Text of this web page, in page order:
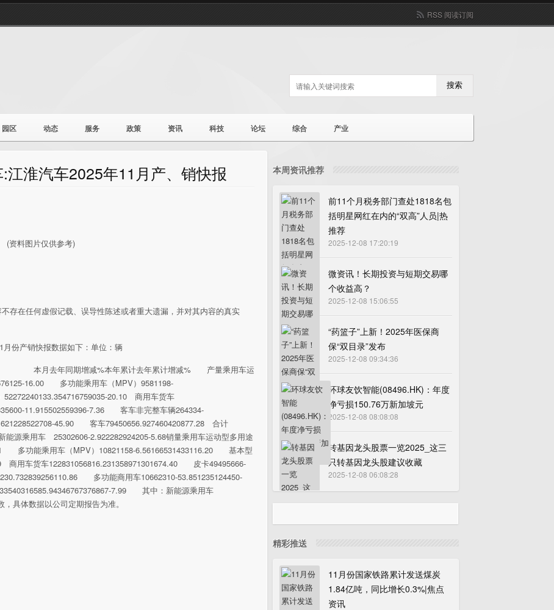
RSS 阅读订阅
搜索
园区 动态 服务 政策 资讯 科技 论坛 综合 产业
淮汽车2025年11月产、销快报
(资料图片仅供参考)
存在任何虚假记载、误导性陈述或者重大遗漏，并对其内容的真实
份产销快报数据如下：单位：辆
本月去年同期增减%本年累计去年累计增减% 产量乘用车运
16.00 多功能乘用车（MPV）9581198-
20.10 商用车货车
11.915502559396-7.36 客车非完整车辆264334-
45.90 客车79450656.927460420877.28 合计
源乘用车 25302606-2.922282924205-5.68销量乘用车运动型多用途
多功能乘用车（MPV）10821158-6.56166531433116.20 基本型
商用车货车122831056816.231358971301674.40 皮卡49495666-
多功能商用车10662310-53.851235124450-
7.99 其中：新能源乘用车
具体数据以公司定期报告为准。
本周资讯推荐
前11个月税务部门查处1818名包
括明星网红在内的“双高”人员|热
推荐
2025-12-08 17:20:19
微资讯！长期投资与短期交易哪
个收益高？
2025-12-08 15:06:55
“药篮子”上新！2025年医保商
保“双目录”发布
2025-12-08 09:34:36
环球友饮智能(08496.HK)：年度
净亏损150.76万新加坡元
2025-12-08 08:08:08
转基因龙头股票一览2025_这三
只转基因龙头股建议收藏
2025-12-08 06:08:28
精彩推送
11月份国家铁路累计发送煤炭
1.84亿吨，同比增长0.3%|焦点
资讯